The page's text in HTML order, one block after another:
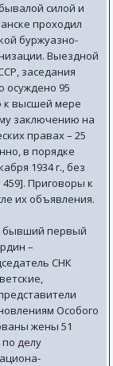
силой и
проходил
буржуазно-
Выездной
заседания
осуждено 95
к высшей мере
заключению на
правах – 25
в порядке
1934 г., без
Приговоры к
их объявления.
бывший первый
–
СНК
Особого
жены 51
по делу